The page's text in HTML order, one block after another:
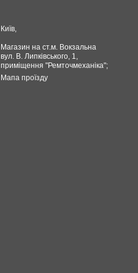
Київ,
Магазин на ст.м. Вокзальна
вул. В. Липківського, 1,
приміщення "Ремточмеханіка";
Мапа проїзду